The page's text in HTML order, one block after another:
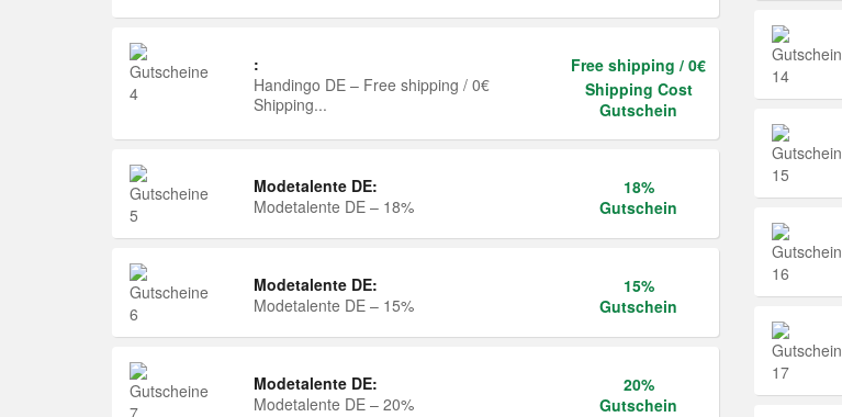
:
Handingo DE – Free shipping / 0€
Shipping...
Free shipping / 0€
Shipping Cost
Gutschein
Modetalente DE:
Modetalente DE – 18%
18%
Gutschein
Modetalente DE:
Modetalente DE – 15%
15%
Gutschein
Modetalente DE:
Modetalente DE – 20%
20%
Gutschein